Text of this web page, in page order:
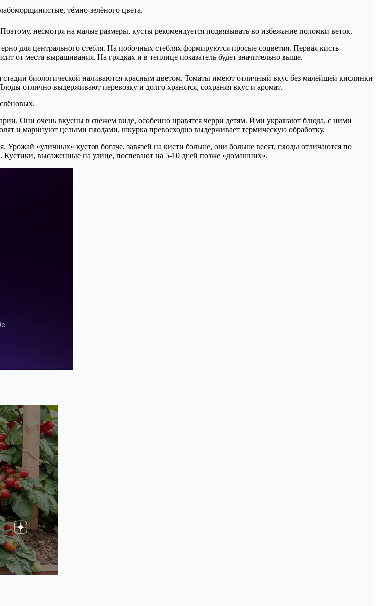
тёмно-зелёного цвета.
несмотря на малые размеры, кусты рекомендуется подвязывать во избежание поломки веток.
для центрального стебля. На побочных стеблях формируются просые соцветия. Первая кисть
от места выращивания. На грядках и в теплице показатель будет значительно выше.
биологической наливаются красным цветом. Томаты имеют отличный вкус без малейшей кислинки
отлично выдерживают перевозку и долго хранятся, сохраняя вкус и аромат.
Они очень вкусны в свежем виде, особенно нравятся черри детям. Ими украшают блюда, с ними
и маринуют целыми плодами, шкурка превосходно выдерживает термическую обработку.
«уличных» кустов богаче, завязей на кисти больше, они больше весят, плоды отличаются по
высаженные на улице, поспевают на 5-10 дней позже «домашних».